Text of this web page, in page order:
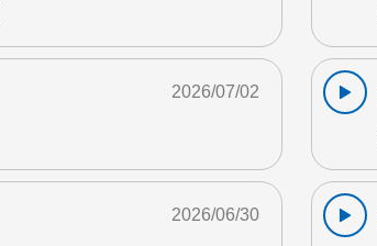
2026/07/02
2026/06/30